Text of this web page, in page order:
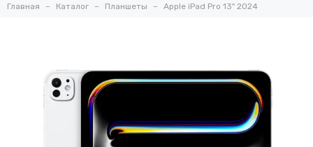
Главная Каталог Планшеты Apple iPad Pro 13" 2024